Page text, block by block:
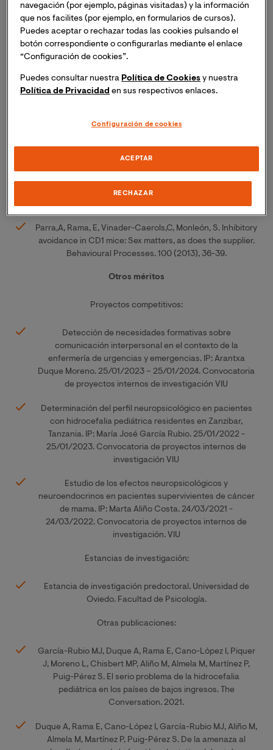
Sanitaria por el Colegio Oficial de Psicólogos de la CV
desde 2013, habiendo trabajado en distintos centros
multidisciplinares del ámbito privado como Psicóloga y
Neuropsicóloga desde el año 2013 al 2020.
Mayor desde 2012 a 2015.
neuropsicológicas y educación. Estrés y funciones
neuropsicológicas en pacientes con cáncer. Neuropsicología e
hidrocefalia infantil.
Parra,A, Rama, E, Vinader-Caerols,C, Monleón, S. Inhibitory
avoidance in CD1 mice: Sex matters, as does the supplier.
Behavioural Processes. 100 (2013), 36-39.
Otros méritos
Proyectos competitivos:
Detección de necesidades formativas sobre
comunicación interpersonal en el contexto de la
enfermería de urgencias y emergencias. IP: Arantxa
Duque Moreno. 25/01/2023 – 25/01/2024. Convocatoria
de proyectos internos de investigación VIU
Determinación del perfil neuropsicológico en pacientes
con hidrocefalia pediátrica residentes en Zanzibar,
Tanzania. IP: María José García Rubio. 25/01/2022 -
25/01/2023. Convocatoria de proyectos internos de
investigación VIU
Estudio de los efectos neuropsicológicos y
neuroendocrinos en pacientes supervivientes de cáncer
de mama. IP: Marta Aliño Costa. 24/03/2021 -
24/03/2022. Convocatoria de proyectos internos de
investigación. VIU
Estancias de investigación:
Estancia de investigación predoctoral. Universidad de
Oviedo. Facultad de Psicología.
Otras publicaciones:
García-Rubio MJ, Duque A, Rama E, Cano-López I, Piquer
J, Moreno L, Chisbert MP, Aliño M, Almela M, Martínez P,
Puig-Pérez S. El serio problema de la hidrocefalia
pediátrica en los países de bajos ingresos. The
Conversation. 2021.
Duque A, Rama E, Cano-López I, García-Rubio MJ, Aliño M,
Almela M, Martínez P, Puig-Pérez S. De la amenaza al
navegación (por ejemplo, páginas visitadas) y la información
que nos facilites (por ejemplo, en formularios de cursos).
Puedes aceptar o rechazar todas las cookies pulsando el
botón correspondiente o configurarlas mediante el enlace
“Configuración de cookies”.
Puedes consultar nuestra Política de Cookies y nuestra
Política de Privacidad en sus respectivos enlaces.
Configuración de cookies
RECHAZAR
ACEPTAR